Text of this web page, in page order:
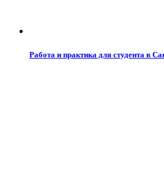
Работа и практика для студента в